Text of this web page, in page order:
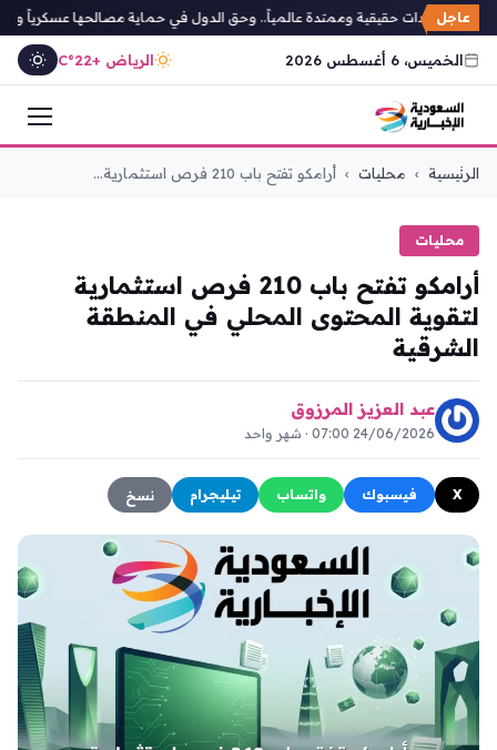
عاجل
التهديدات حقيقية وممتدة عالمياً.. وحق الدول في حماية مصالحها عسكرياً
الخميس، 6 أغسطس 2026 الرياض +22°C
التجاوز
الرئيسية › محليات › أرامكو تفتح باب 210 فرص استثمارية...
محليات
أرامكو تفتح باب 210 فرص استثمارية
لتقوية المحتوى المحلي في المنطقة
الشرقية
عبد العزيز المرزوق
24/06/2026 07:00 · شهر واحد
X فيسبوك واتساب تيليجرام نسخ